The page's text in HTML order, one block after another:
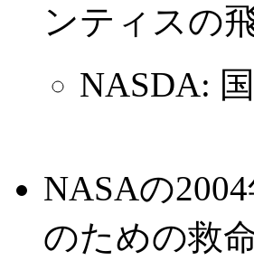
ンティスの
NASDA:
NASAの
のための救